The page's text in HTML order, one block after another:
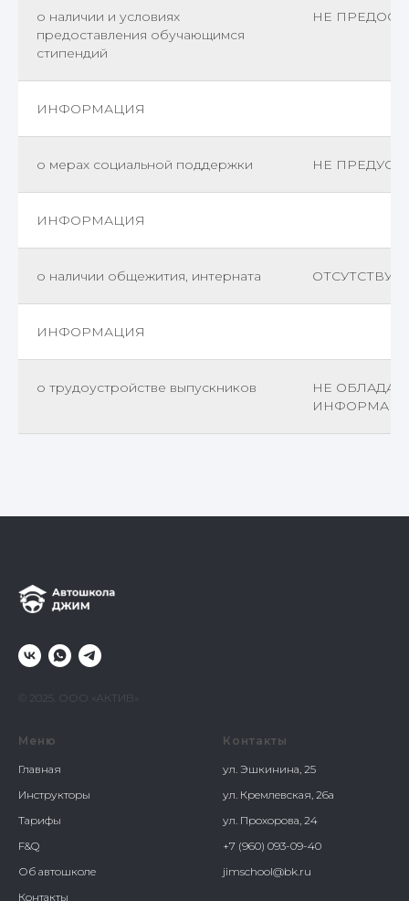
о наличии и условиях
предоставления обучающимся
стипендий
НЕ
ИНФОРМАЦИЯ
о мерах социальной поддержки НЕ
ИНФОРМАЦИЯ
о наличии общежития, интерната ОТСУТСТВУЕТ
ИНФОРМАЦИЯ
о трудоустройстве выпускников
НЕ
© 2025. ООО «АКТИВ»
Меню
Главная
Инструкторы
Тарифы
F&Q
Об автошколе
Контакты
Контакты
ул. Эшкинина, 25
ул. Кремлевская, 26а
ул. Прохорова, 24
+7 (960) 093-09-40
jimschool@bk.ru